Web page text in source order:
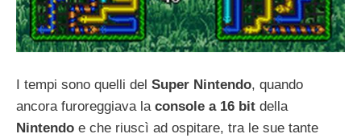
I tempi sono quelli del Super Nintendo, quando
ancora furoreggiava la console a 16 bit della
Nintendo e che riuscì ad ospitare, tra le sue tante